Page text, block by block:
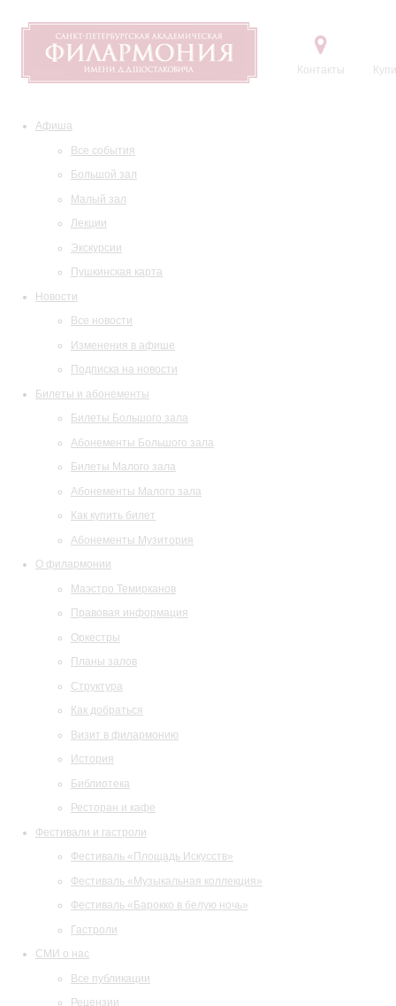
Контакты
Афиша
Все события
Большой зал
Малый зал
Лекции
Экскурсии
Пушкинская карта
Новости
Все новости
Изменения в афише
Подписка на новости
Билеты и абонементы
Билеты Большого зала
Абонементы Большого зала
Билеты Малого зала
Абонементы Малого зала
Как купить билет
Абонементы Музитория
О филармонии
Маэстро Темирканов
Правовая информация
Оркестры
Планы залов
Структура
Как добраться
Визит в филармонию
История
Библиотека
Ресторан и кафе
Фестивали и гастроли
Фестиваль «Площадь Искусств»
Фестиваль «Музыкальная коллекция»
Фестиваль «Барокко в белую ночь»
Гастроли
СМИ о нас
Все публикации
Рецензии